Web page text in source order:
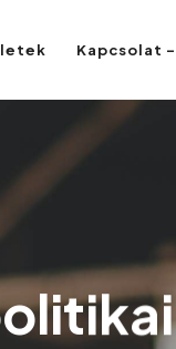
Kapcsolat